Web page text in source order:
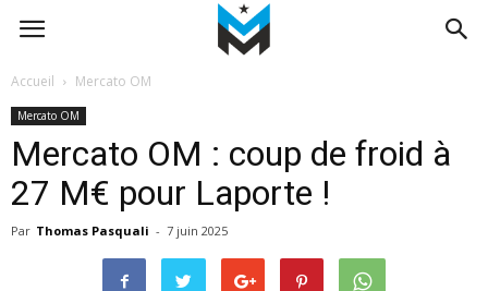
Accueil Mercato OM
Mercato OM
Mercato OM : coup de froid à
27 M€ pour Laporte !
Par Thomas Pasquali - 7 juin 2025